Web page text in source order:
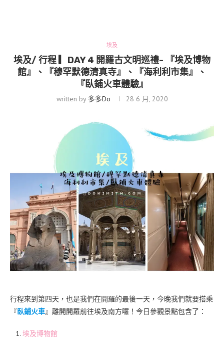
埃及
埃及/ 行程 ▎DAY 4 開羅古文明巡禮- 『埃及博物
館』、『穆罕默德清真寺』、『海利利市集』、
『臥鋪火車體驗』
written by 多多Do 28 6 月, 2020
行程來到第四天，也是我們在開羅的最後一天，今晚我們就要搭乘
『臥鋪火車』離開開羅前往埃及南方囉！今日參觀景點包含了：
埃及博物館